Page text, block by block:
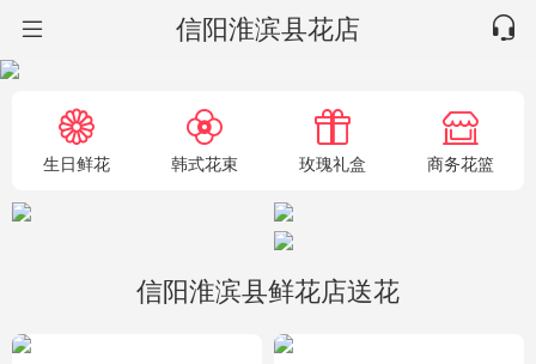
信阳淮滨县花店
生日鲜花 韩式花束 玫瑰礼盒 商务花篮
信阳淮滨县鲜花店送花